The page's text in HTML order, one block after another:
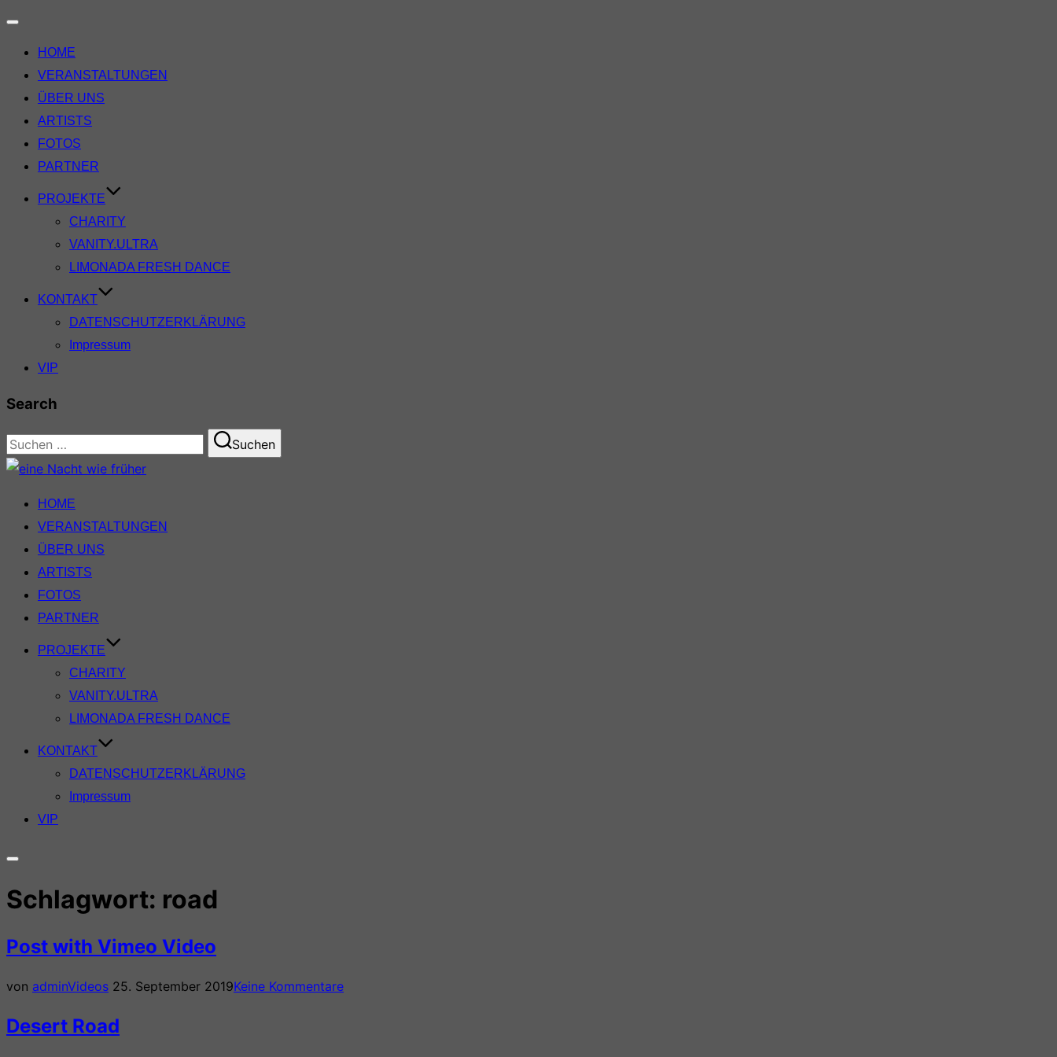
umschalten
HOME
VERANSTALTUNGEN
ÜBER UNS
ARTISTS
FOTOS
PARTNER
PROJEKTE
CHARITY
VANITY.ULTRA
LIMONADA FRESH DANCE
KONTAKT
DATENSCHUTZERKLÄRUNG
Impressum
VIP
Search
Suchen
nach:
Suchen
Zum
springen
HOME
VERANSTALTUNGEN
ÜBER UNS
ARTISTS
FOTOS
PARTNER
PROJEKTE
CHARITY
VANITY.ULTRA
LIMONADA FRESH DANCE
KONTAKT
DATENSCHUTZERKLÄRUNG
Impressum
VIP
&
Navigation
umschalten
Schlagwort: road
Post with Vimeo Video
von adminVideosVeröffentlicht
25. September 2019Keine Kommentare
Desert Road